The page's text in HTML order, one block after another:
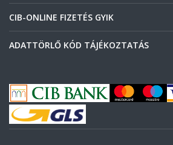
CIB-ONLINE FIZETÉS GYIK
ADATTÖRLŐ KÓD TÁJÉKOZTATÁS